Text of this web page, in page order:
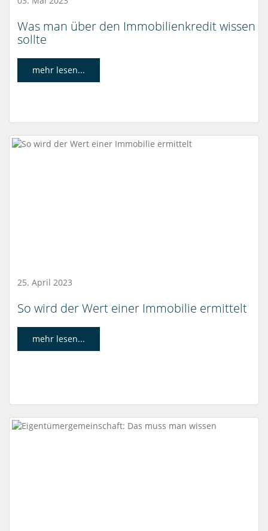
Was man über den Immobilienkredit wissen
sollte
mehr lesen...
25. April 2023
So wird der Wert einer Immobilie ermittelt
mehr lesen...